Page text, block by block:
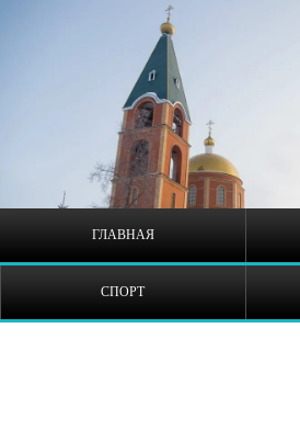
ГЛАВНАЯ
СПОРТ